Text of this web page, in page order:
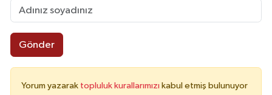
Gönder
Yorum yazarak topluluk kurallarımızı kabul etmiş bulunuyor